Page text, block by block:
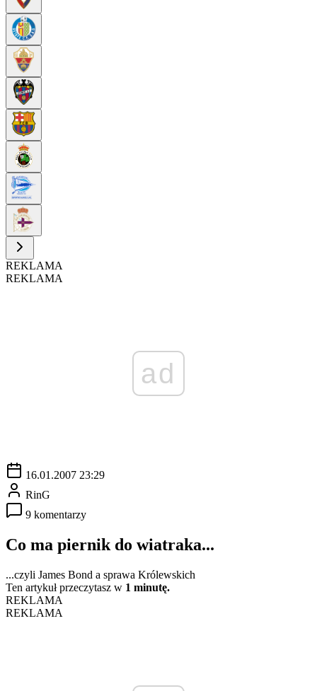
REKLAMA
REKLAMA
ad
16.01.2007 23:29
RinG
9 komentarzy
Co ma piernik do wiatraka...
...czyli James Bond a sprawa Królewskich
Ten artykuł przeczytasz w 1 minutę.
REKLAMA
REKLAMA